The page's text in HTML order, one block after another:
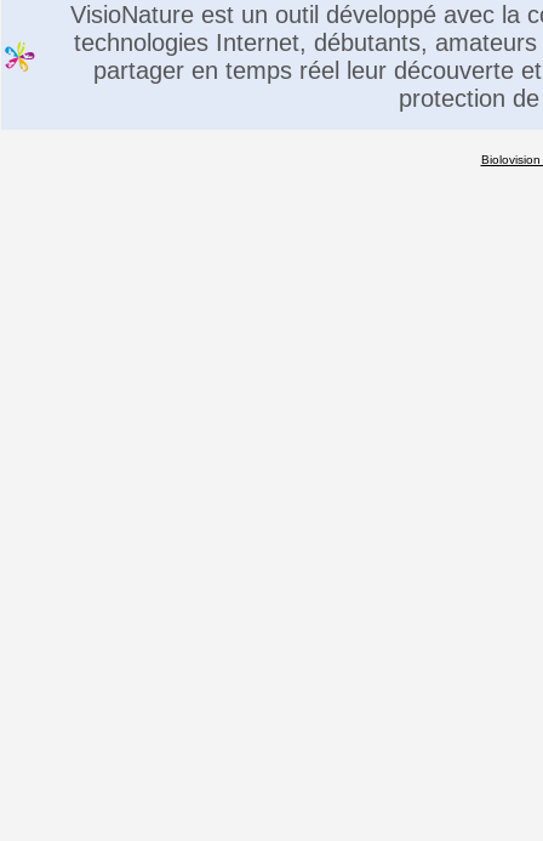
VisioNature est un outil développé avec la
technologies Internet, débutants,
partager en temps réel leur découverte
protection
Biolovision